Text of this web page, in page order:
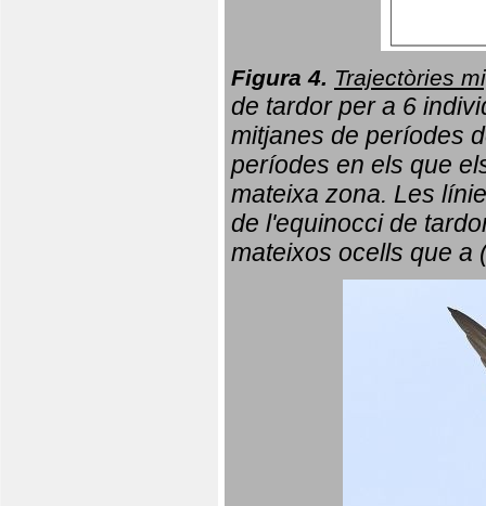
Figura 4. Trajectòries
de tardor per a 6
mitjanes de períodes
períodes en els que
mateixa zona. Les
de l'equinocci de
mateixos ocells que a